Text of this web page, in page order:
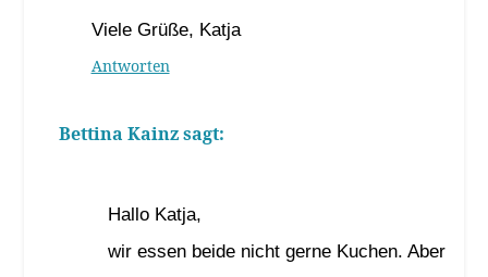
Viele Grüße, Katja
Antworten
Bettina Kainz sagt:
Hallo Katja,
wir essen beide nicht gerne Kuchen. Aber